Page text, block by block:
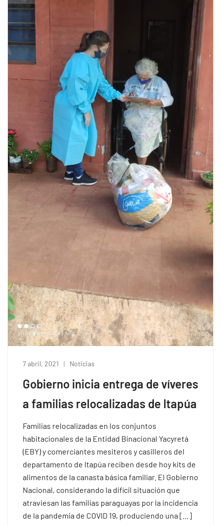
7 abril, 2021 Noticias
Gobierno inicia entrega de víveres
a familias relocalizadas de Itapúa
Familias relocalizadas en los conjuntos
habitacionales de la Entidad Binacional Yacyretá
(EBY) y comerciantes mesiteros y casilleros del
departamento de Itapúa reciben desde hoy kits de
alimentos de la canasta básica familiar. El Gobierno
Nacional, considerando la difícil situación que
atraviesan las familias paraguayas por la incidencia
de la pandemia de COVID 19, produciendo una […]